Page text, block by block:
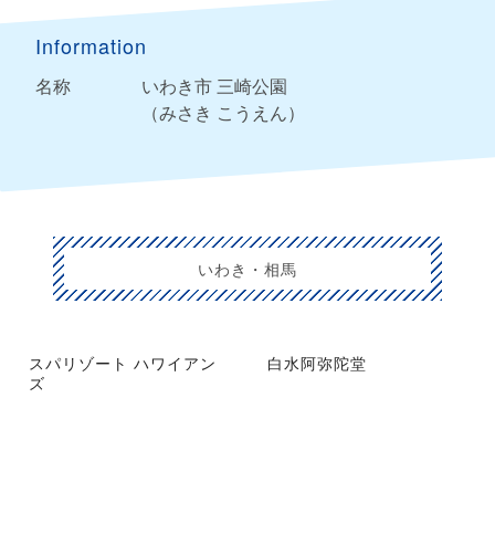
Information
名称
いわき市 三崎公園
（みさき こうえん）
いわき・相馬
スパリゾート ハワイアン
ズ
白水阿弥陀堂